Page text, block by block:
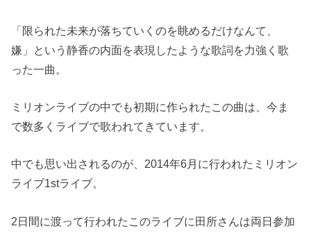
「限られた未来が落ちていくのを眺めるだけなんて、
嫌」という静香の内面を表現したような歌詞を力強く歌
った一曲。
ミリオンライブの中でも初期に作られたこの曲は、今ま
で数多くライブで歌われてきています。
中でも思い出されるのが、2014年6月に行われたミリオン
ライブ1stライブ。
2日間に渡って行われたこのライブに田所さんは両日参加